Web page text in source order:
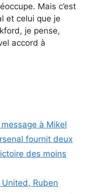
Mais c’est
et celui que je
je pense,
accord à
à Mikel
fournit deux
des moins
Ruben